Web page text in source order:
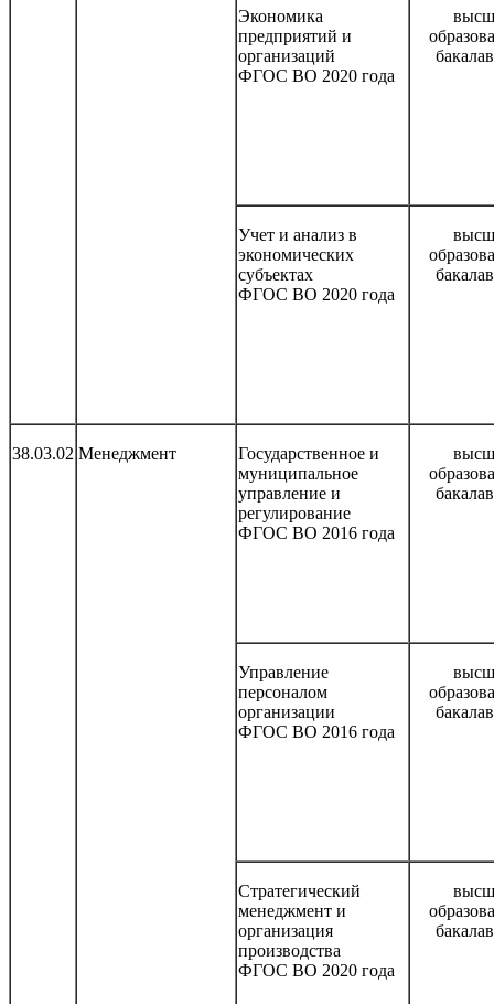
Экономика
предприятий и
организаций
ФГОС ВО 2020 года
Учет и анализ в
экономических
субъектах
ФГОС ВО 2020 года
38.03.02 Менеджмент
Государственное и
муниципальное
управление и
регулирование
ФГОС ВО 2016 года
Управление
персоналом
организации
ФГОС ВО 2016 года
Стратегический
менеджмент и
организация
производства
ФГОС ВО 2020 года